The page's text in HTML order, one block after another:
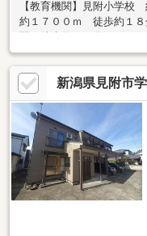
【教育機関】見附小学
約１７００ｍ 徒歩約１
駅 徒歩約１８分みつけコ
見附みどり保育園前 徒歩
主にて撤去・売主契約不
■１０部屋の居室と２部屋
にキッチン・トイレを完
かがでしょうか■納戸も
積約１２５坪■見附小学校
新潟県見附市